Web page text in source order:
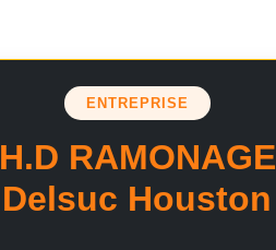
ENTREPRISE
H.D RAMONAGE
Delsuc Houston